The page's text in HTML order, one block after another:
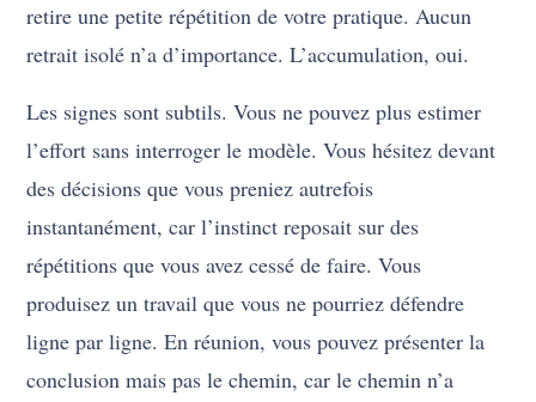
retire une petite répétition de votre pratique. Aucun
retrait isolé n’a d’importance. L’accumulation, oui.
Les signes sont subtils. Vous ne pouvez plus estimer
l’effort sans interroger le modèle. Vous hésitez devant
des décisions que vous preniez autrefois
instantanément, car l’instinct reposait sur des
répétitions que vous avez cessé de faire. Vous
produisez un travail que vous ne pourriez défendre
ligne par ligne. En réunion, vous pouvez présenter la
conclusion mais pas le chemin, car le chemin n’a